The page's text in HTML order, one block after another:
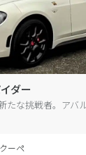
ダー
たな挑戦者。アバ
クーペ